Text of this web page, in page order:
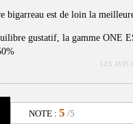
bigarreau est de loin la
gustatif, la gamme ONE
LES AVIS
NOTE : 5 /5